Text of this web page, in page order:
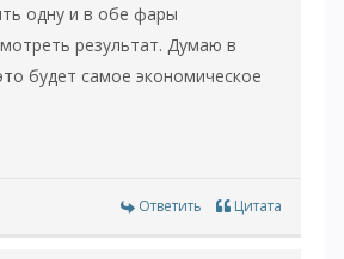
одну и в обе фары
результат. Думаю в
будет самое экономическое
Ответить Цитата